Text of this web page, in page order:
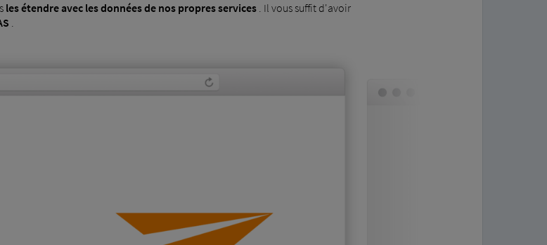
les étendre avec les données de nos propres services. Il vous suffit d'avoir
.